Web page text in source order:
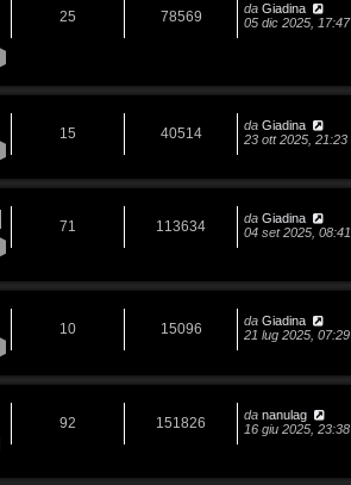
25 78569 da Giadina
05 dic 2025, 17:47
15 40514 da Giadina
23 ott 2025, 21:23
71 113634 da Giadina
04 set 2025, 08:41
10 15096 da Giadina
21 lug 2025, 07:29
92 151826 da nanulag
16 giu 2025, 23:38